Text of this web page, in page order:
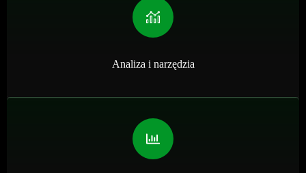
Analiza i narzędzia